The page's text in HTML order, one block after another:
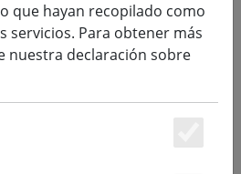
Broste
Leaf cristal
que hayan recopilado como
servicios. Para obtener más
nuestra declaración sobre